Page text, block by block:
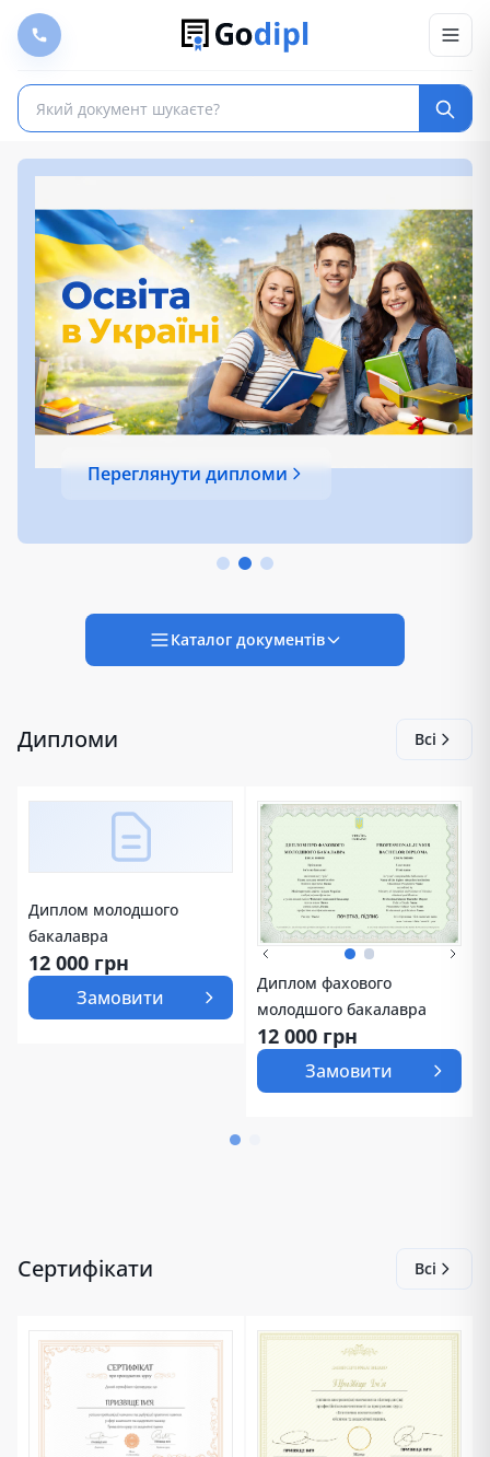
Переглянути дипломи
Каталог документів
Дипломи Всі
Диплом молодшого
бакалавра
12 000 грн
Замовити
Диплом фахового
молодшого бакалавра
12 000 грн
Замовити
Сертифікати Всі